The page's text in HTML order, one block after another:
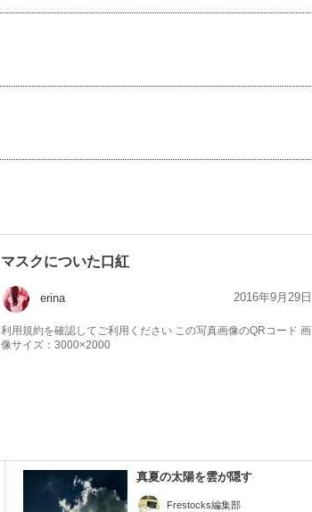
マスクについた口紅
erina 2016年9月29日
利用規約を確認してご利用ください この写真画像のQRコード 画
像サイズ：3000×2000
真夏の太陽を雲が隠す
Frestocks編集部